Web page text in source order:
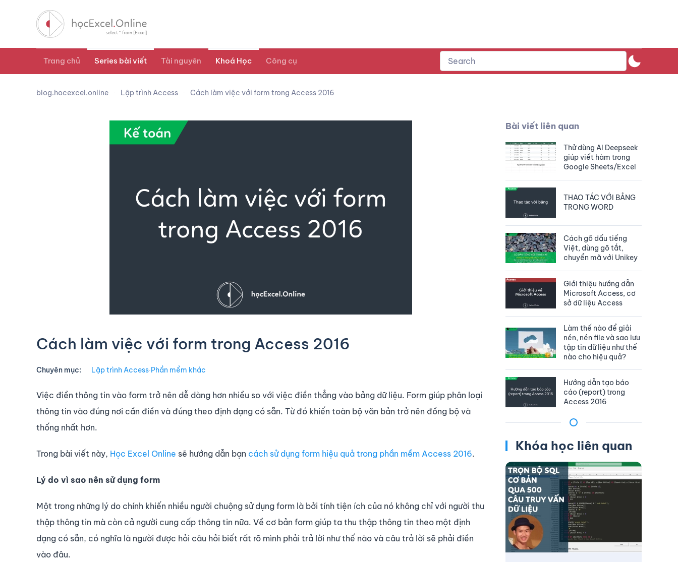
Trang chủ Series bài viết Tài nguyên Khoá Học Công cụ
blog.hocexcel.online Lập trình Access Cách làm việc với form trong Access 2016
Cách làm việc với form trong Access 2016
Chuyên mục: Lập trình Access∙Phần mềm khác
Việc điền thông tin vào form trở nên dễ dàng hơn nhiều so với việc điền thẳng vào bảng dữ liệu. Form giúp phân loại
thông tin vào đúng nơi cần điền và đúng theo định dạng có sẵn. Từ đó khiến toàn bộ văn bản trở nên đồng bộ và
thống nhất hơn.
Trong bài viết này, Học Excel Online sẽ hướng dẫn bạn cách sử dụng form hiệu quả trong phần mềm Access 2016.
Lý do vì sao nên sử dụng form
Một trong những lý do chính khiến nhiều người chuộng sử dụng form là bởi tính tiện ích của nó không chỉ với người thu
thập thông tin mà còn cả người cung cấp thông tin nữa. Về cơ bản form giúp ta thu thập thông tin theo một định
dạng có sẵn, có nghĩa là người được hỏi câu hỏi biết rất rõ mình phải trả lời như thế nào và câu trả lời sẽ phải điền
vào đâu.
Bài viết liên quan
Thử dùng AI Deepseek
giúp viết hàm trong
Google Sheets/Excel
THAO TÁC VỚI BẢNG
TRONG WORD
Cách gõ dấu tiếng
Việt, dùng gõ tắt,
chuyển mã với Unikey
Giới thiệu hướng dẫn
Microsoft Access, cơ
sở dữ liệu Access
Làm thế nào để giải
nén, nén file và sao lưu
tập tin dữ liệu như thế
nào cho hiệu quả?
Hướng dẫn tạo báo
cáo (report) trong
Access 2016
Khóa học liên quan